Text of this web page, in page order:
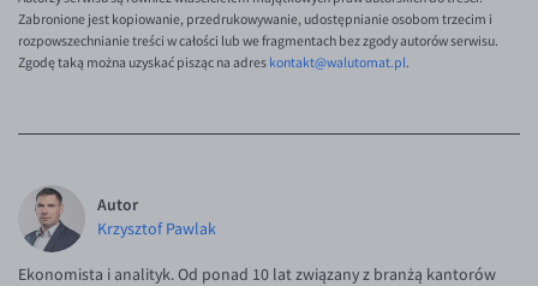
Zabronione jest kopiowanie, przedrukowywanie, udostępnianie osobom trzecim i
rozpowszechnianie treści w całości lub we fragmentach bez zgody autorów serwisu.
Zgodę taką można uzyskać pisząc na adres kontakt@walutomat.pl.
Autor
Krzysztof Pawlak
Ekonomista i analityk. Od ponad 10 lat związany z branżą kantorów